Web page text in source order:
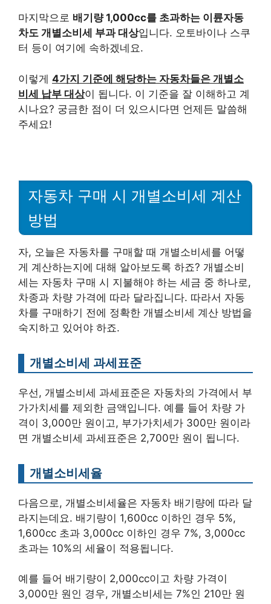
마지막으로 배기량 1,000cc를 초과하는 이륜자동
차도 개별소비세 부과 대상입니다. 오토바이나 스쿠
터 등이 여기에 속하겠네요.
이렇게 4가지 기준에 해당하는 자동차들은 개별소
비세 납부 대상이 됩니다. 이 기준을 잘 이해하고 계
시나요? 궁금한 점이 더 있으시다면 언제든 말씀해
주세요!
자동차 구매 시 개별소비세 계산
방법
자, 오늘은 자동차를 구매할 때 개별소비세를 어떻
게 계산하는지에 대해 알아보도록 하죠? 개별소비
세는 자동차 구매 시 지불해야 하는 세금 중 하나로,
차종과 차량 가격에 따라 달라집니다. 따라서 자동
차를 구매하기 전에 정확한 개별소비세 계산 방법을
숙지하고 있어야 하죠.
개별소비세 과세표준
우선, 개별소비세 과세표준은 자동차의 가격에서 부
가가치세를 제외한 금액입니다. 예를 들어 차량 가
격이 3,000만 원이고, 부가가치세가 300만 원이라
면 개별소비세 과세표준은 2,700만 원이 됩니다.
개별소비세율
다음으로, 개별소비세율은 자동차 배기량에 따라 달
라지는데요. 배기량이 1,600cc 이하인 경우 5%,
1,600cc 초과 3,000cc 이하인 경우 7%, 3,000cc
초과는 10%의 세율이 적용됩니다.
예를 들어 배기량이 2,000cc이고 차량 가격이
3,000만 원인 경우, 개별소비세는 7%인 210만 원